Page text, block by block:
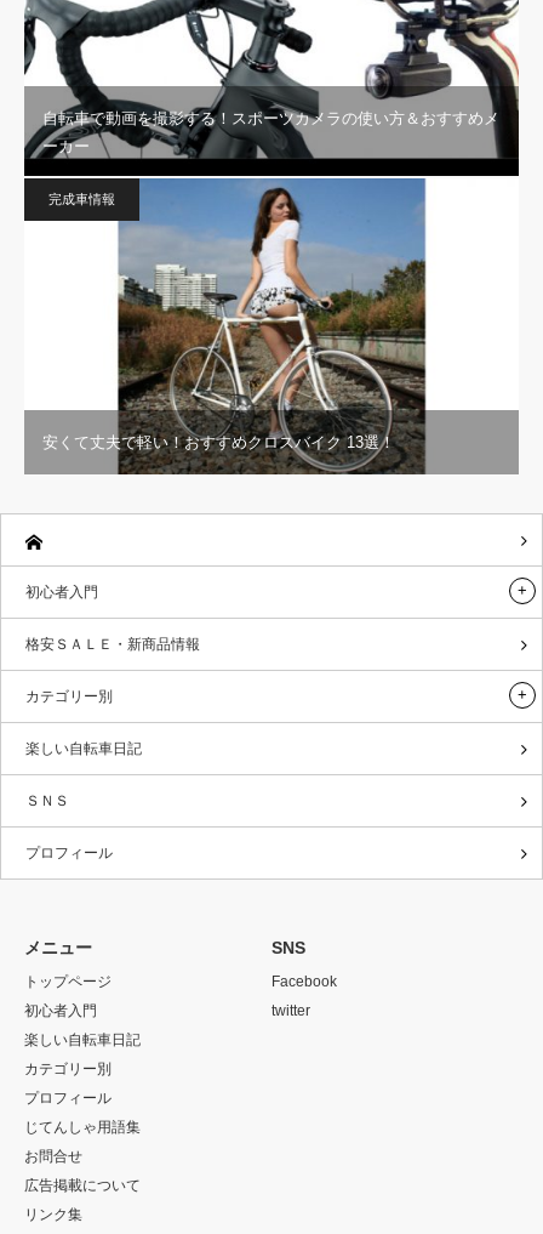
自転車で動画を撮影する！スポーツカメラの使い方＆おすすめメ
ーカー
完成車情報
安くて丈夫で軽い！おすすめクロスバイク 13選！
初心者入門
格安ＳＡＬＥ・新商品情報
カテゴリー別
楽しい自転車日記
ＳＮＳ
プロフィール
メニュー
トップページ
初心者入門
楽しい自転車日記
カテゴリー別
プロフィール
じてんしゃ用語集
お問合せ
広告掲載について
リンク集
SNS
Facebook
twitter